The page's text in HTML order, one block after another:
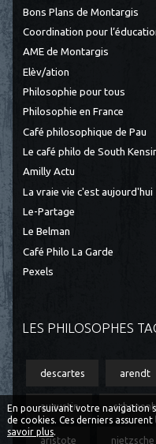
En poursuivant votre navigation
de cookies. Ces derniers
savoir plus.
Bons Plans de Montargis
Coordination pour
AME de Montargis
Elèv/ation
Philosophie pour tous
Philosophie en France
Café philosophique de Pau
Le café philo de South
Amilly Actu
La vraie vie c'est aujourd'hui
Le-Partage
Le Belman
Café Philo La Garde
Pexels
LES PHILOSOPHES
descartes arendt
augustin
aristote nietzsche